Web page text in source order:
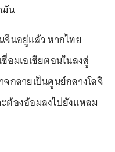
มัน
จีนอยู่แล้ว หากไทย
อมเอเชียตอนในลงสู่
จกลายเป็นศูนย์กลางโลจิ
องอ้อมลงไปยังแหลม